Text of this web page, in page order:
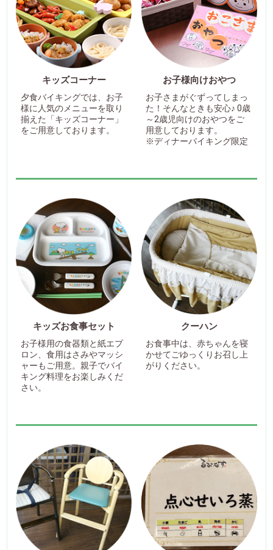
キッズコーナー
夕食バイキングでは、お子
様に人気のメニューを取り
揃えた「キッズコーナー」
をご用意しております。
お子様向けおやつ
お子さまがぐずってしまっ
た！そんなときも安心♪ 0歳
～2歳児向けのおやつをご
用意しております。
※ディナーバイキング限定
キッズお食事セット
お子様用の食器類と紙エプ
ロン、食用はさみやマッシ
ャーもご用意。親子でバイ
キング料理をお楽しみくだ
さい。
クーハン
お食事中は、赤ちゃんを寝
かせてごゆっくりお召し上
がりください。